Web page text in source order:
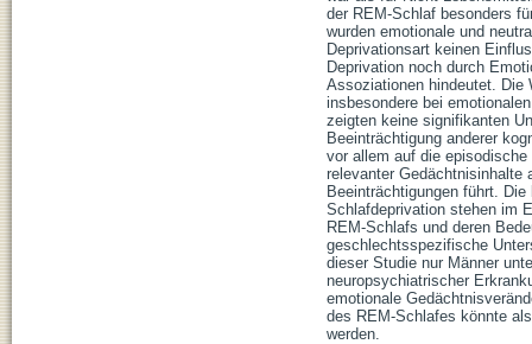
der REM-Schlaf besonders
wurden emotionale und
Deprivationsart keinen
Deprivation noch durch
Assoziationen hindeutet. Die
insbesondere bei
zeigten keine signifikanten
Beeinträchtigung anderer
vor allem auf die
relevanter Gedächtnisinhalte
Beeinträchtigungen führt.
Schlafdeprivation stehen im
REM-Schlafs und deren
geschlechtsspezifische
dieser Studie nur Männer
neuropsychiatrischer
emotionale
des REM-Schlafes könnte
werden.